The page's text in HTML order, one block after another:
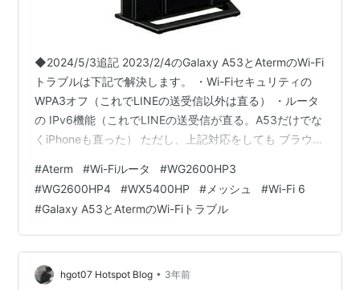
◆2024/5/3追記 2023/2/4のGalaxy A53とAtermのWi-Fi
トラブルは下記で解決します。 ・Wi-Fiセキュリティの
WPA3オフ（これでLINEの送受信以外は直る） ・ルータ
の IPv6機能（これでLINEの送受信が直る。A53だけでな
くiPhoneも直った） ただし、上記対応をしても ブラウザ
がある。その後、すぐに表示されたり、しばらく待つと
表示されたり、再読み込みすると表示される。これは今
のところどうしようもない。 2024/7/5。Galaxy A53と
AtermのWi-Fiトラブル再発。Galaxy A53…
#Aterm #Wi-Fiルータ #WG2600HP3
#WG2600HP4 #WX5400HP # メッシュ #Wi-Fi 6
#Galaxy A53とAtermのWi-Fiトラブル
hgot07 Hotspot Blog • 3年前